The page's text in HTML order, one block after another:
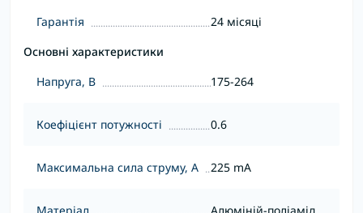
Гарантія
24 місяці
Основні характеристики
Напруга, В
175-264
Коефіцієнт потужності 0.6
Максимальна сила струму, А 225 mA